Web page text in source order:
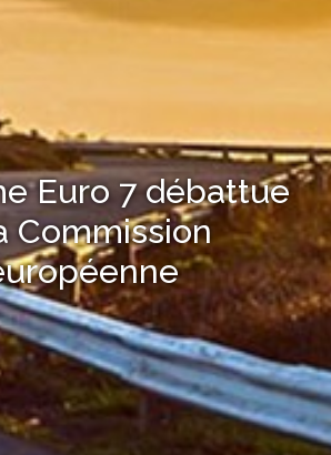
Euro 7 débattue
Commission